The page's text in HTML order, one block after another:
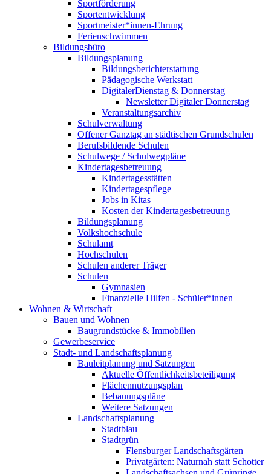
Sportförderung
Sportentwicklung
Sportmeister*innen-Ehrung
Ferienschwimmen
Bildungsbüro
Bildungsplanung
Bildungsberichterstattung
Pädagogische Werkstatt
DigitalerDienstag & Donnerstag
Newsletter Digitaler Donnerstag
Veranstaltungsarchiv
Schulverwaltung
Offener Ganztag an städtischen Grundschulen
Berufsbildende Schulen
Schulwege / Schulwegpläne
Kindertagesbetreuung
Kindertagesstätten
Kindertagespflege
Jobs in Kitas
Kosten der Kindertagesbetreuung
Bildungsplanung
Volkshochschule
Schulamt
Hochschulen
Schulen anderer Träger
Schulen
Gymnasien
Finanzielle Hilfen - Schüler*innen
Wohnen & Wirtschaft
Bauen und Wohnen
Baugrundstücke & Immobilien
Gewerbeservice
Stadt- und Landschaftsplanung
Bauleitplanung und Satzungen
Aktuelle Öffentlichkeitsbeteiligung
Flächennutzungsplan
Bebauungspläne
Weitere Satzungen
Landschaftsplanung
Stadtblau
Stadtgrün
Flensburger Landschaftsgärten
Privatgärten: Naturnah statt Schotter